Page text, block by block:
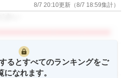
8/7 20:10更新 （8/7 18:59集計）
さい
るとすべてのランキングをご
になれます。